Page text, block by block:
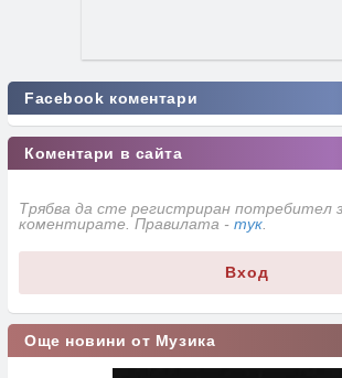
Facebook коментари
Коментари в сайта
Трябва да сте регистриран потребител
коментирате. Правилата - тук.
Вход
Още новини от Музика